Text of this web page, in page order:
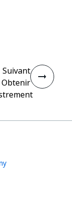
Suivant
Obtenir